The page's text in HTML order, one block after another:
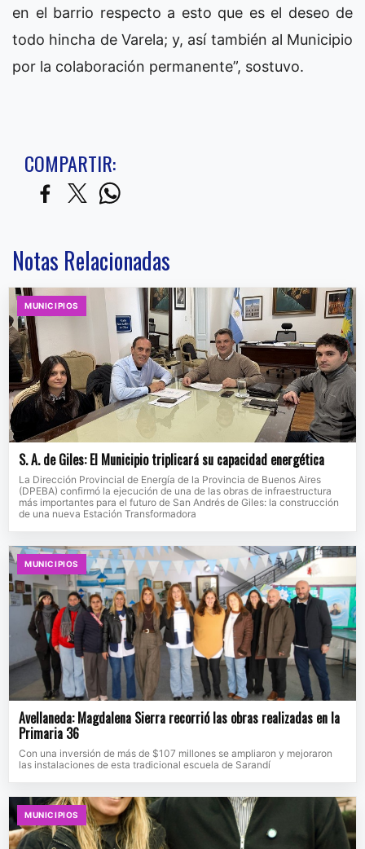
en el barrio respecto a esto que es el deseo de
todo hincha de Varela; y, así también al Municipio
por la colaboración permanente”, sostuvo.
COMPARTIR:
Notas Relacionadas
MUNICIPIOS
S. A. de Giles: El Municipio triplicará su capacidad energética
La Dirección Provincial de Energía de la Provincia de Buenos Aires
(DPEBA) confirmó la ejecución de una de las obras de infraestructura
más importantes para el futuro de San Andrés de Giles: la construcción
de una nueva Estación Transformadora
MUNICIPIOS
Avellaneda: Magdalena Sierra recorrió las obras realizadas en la
Primaria 36
Con una inversión de más de $107 millones se ampliaron y mejoraron
las instalaciones de esta tradicional escuela de Sarandí
MUNICIPIOS